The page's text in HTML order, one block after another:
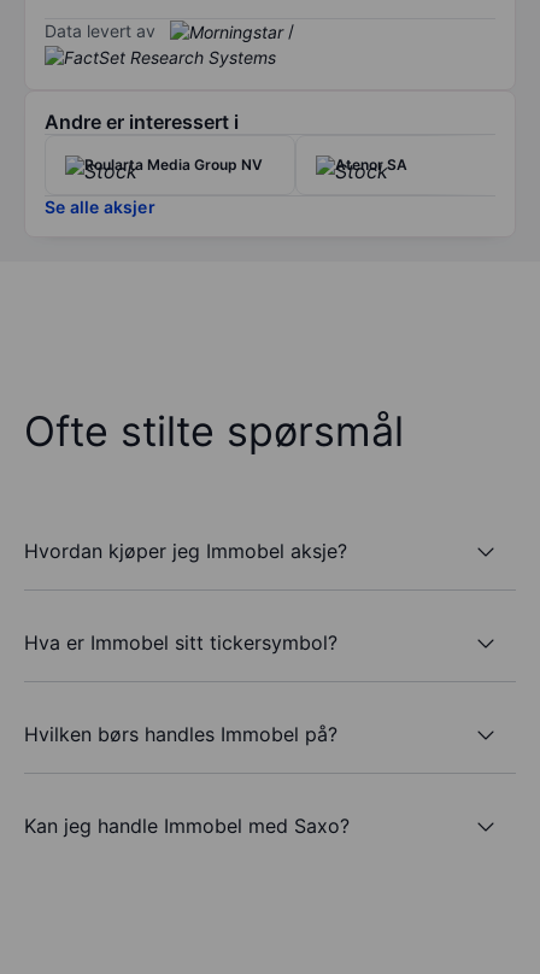
Data levert av /
Andre er interessert i
Roularta Media Group NV Atenor SA
Se alle aksjer
Ofte stilte spørsmål
Hvordan kjøper jeg Immobel aksje?
Hva er Immobel sitt tickersymbol?
Hvilken børs handles Immobel på?
Kan jeg handle Immobel med Saxo?